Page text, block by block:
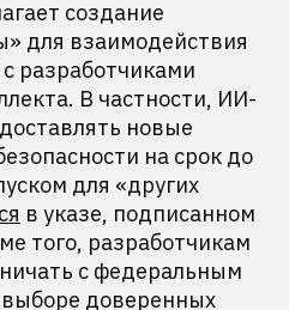
создание
для взаимодействия
разработчиками
В частности, ИИ-
новые
на срок до
для «других
в указе, подписанном
того, разработчикам
с федеральным
доверенных